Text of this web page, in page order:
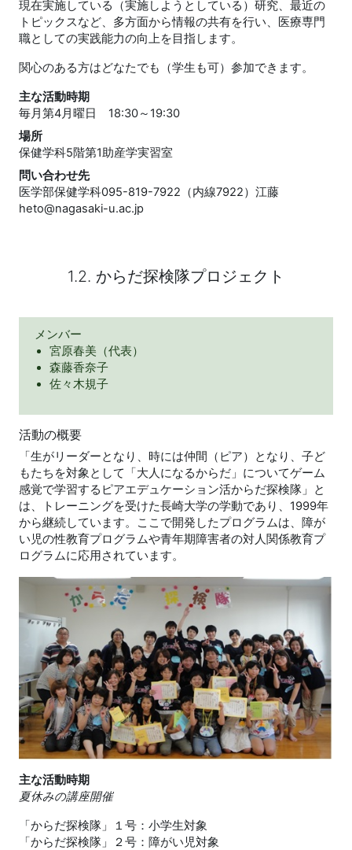
現在実施している（実施しようとしている）研究、最近の
トピックスなど、多方面から情報の共有を行い、医療専門
職としての実践能力の向上を目指します。
関心のある方はどなたでも（学生も可）参加できます。
主な活動時期
毎月第4月曜日 18:30～19:30
場所
保健学科5階第1助産学実習室
問い合わせ先
医学部保健学科095-819-7922（内線7922）江藤
heto@nagasaki-u.ac.jp
1.2. からだ探検隊プロジェクト
メンバー
宮原春美（代表）
森藤香奈子
佐々木規子
活動の概要
「生がリーダーとなり、時には仲間（ピア）となり、子ど
もたちを対象として「大人になるからだ」についてゲーム
感覚で学習するピアエデュケーション活からだ探検隊」と
は、トレーニングを受けた長崎大学の学動であり、1999年
から継続しています。ここで開発したプログラムは、障が
い児の性教育プログラムや青年期障害者の対人関係教育プ
ログラムに応用されています。
主な活動時期
夏休みの講座開催
「からだ探検隊」１号：小学生対象
「からだ探検隊」２号：障がい児対象